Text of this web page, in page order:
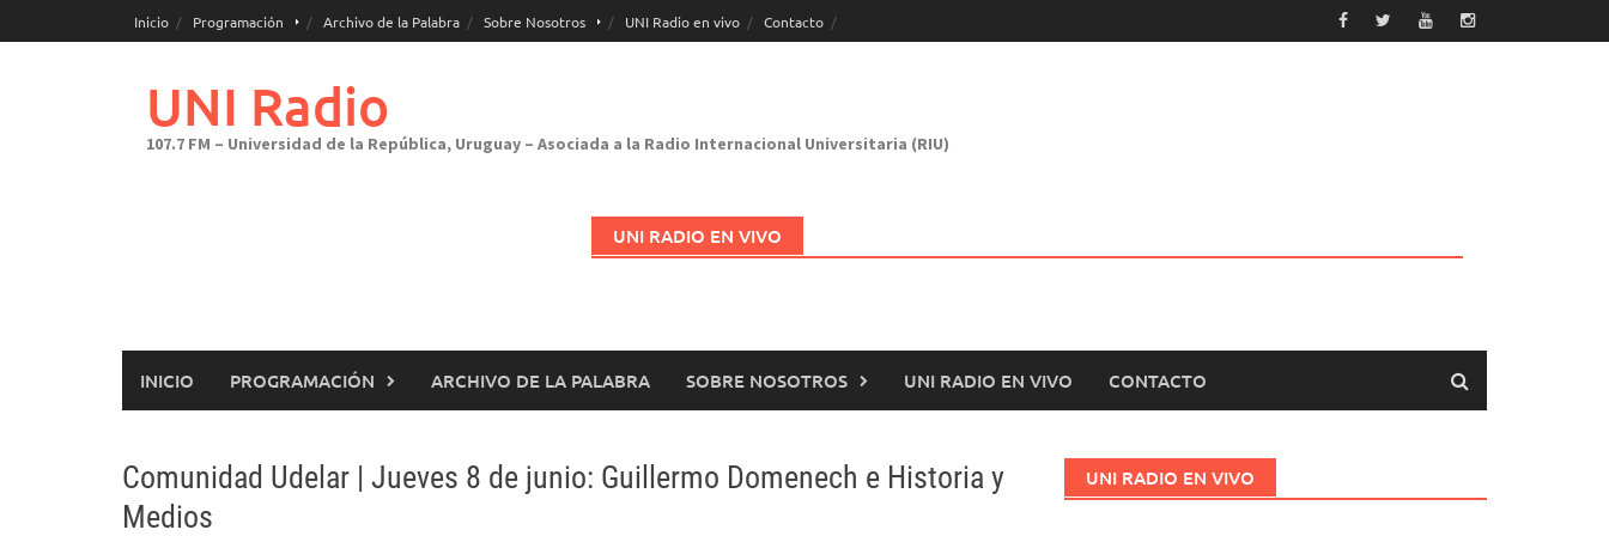
al
Inicio Programación Archivo de la Palabra Sobre Nosotros UNI Radio en vivo Contacto
UNI Radio
107.7 FM – Universidad de la República, Uruguay – Asociada a la Radio Internacional Universitaria (RIU)
UNI RADIO EN VIVO
INICIO PROGRAMACIÓN ARCHIVO DE LA PALABRA SOBRE NOSOTROS UNI RADIO EN VIVO CONTACTO
Comunidad Udelar | Jueves 8 de junio: Guillermo Domenech e Historia y
Medios
UNI RADIO EN VIVO